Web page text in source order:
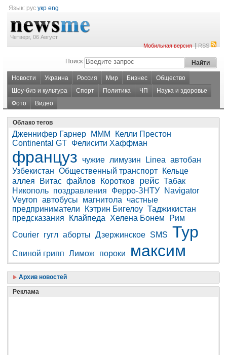
Язык: рус укр eng
Четверг, 06 Август
Мобильная версия|RSS
Поиск
Новости Украина Россия Мир Бизнес
Общество
Шоу-биз и культура
Спорт Политика ЧП
Наука и здоровье
Фото
Видео
Облако тегов
Дженнифер Гарнер МММ
Келли Престон
Continental GT Фелисити Хаффман
француз чужие лимузин Linea автобан
Узбекистан Общественный транспорт
Кельце
аллея
Витас файлов Коротков рейс Табак
Никополь поздравления Ферро-ЗНТУ
Navigator
Veyron автобусы магнитола
частные
предприниматели
Кэтрин Бигелоу Таджикистан
предсказания
Клайпеда Хелена Бонем
Рим
Courier гугл аборты Дзержинское SMS Тур
Свиной грипп Лимож пороки максим
Архив новостей
Реклама